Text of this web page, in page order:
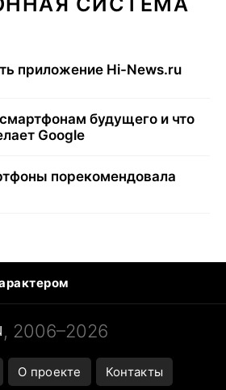
приложение Hi-News.ru
будущего и что
Google
порекомендовала
Тунцы в океанариуме
, 2006–2026
О проекте Контакты